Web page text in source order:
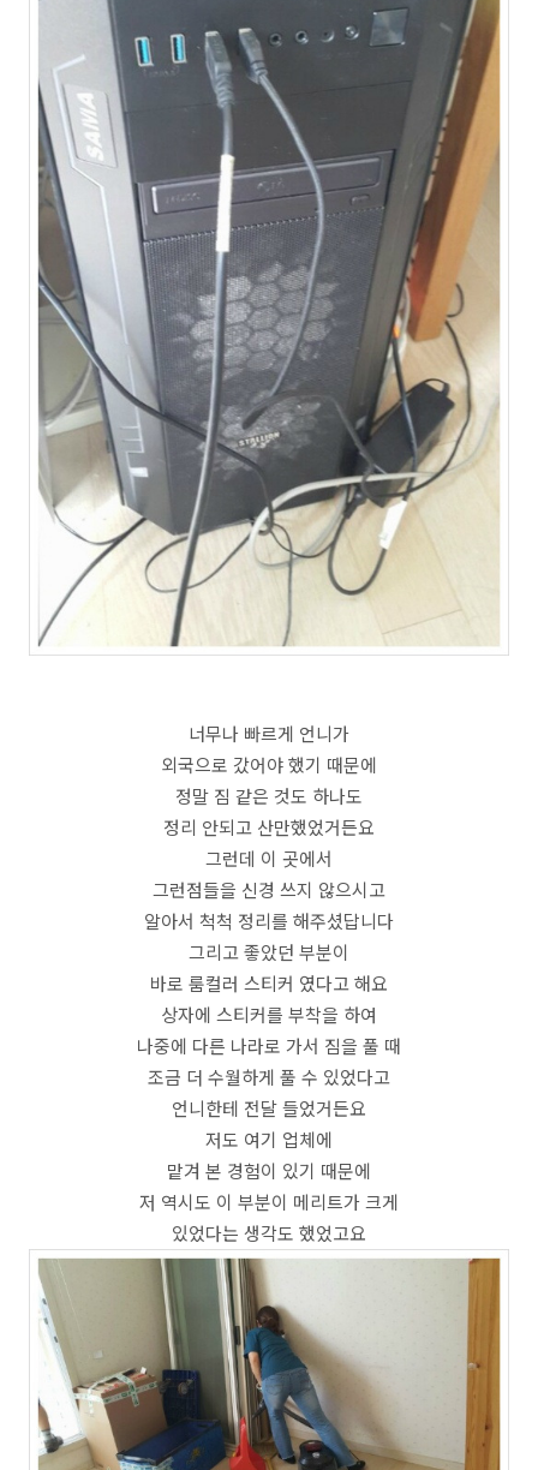
너무나 빠르게 언니가
외국으로 갔어야 했기 때문에
정말 짐 같은 것도 하나도
정리 안되고 산만했었거든요
그런데 이 곳에서
그런점들을 신경 쓰지 않으시고
알아서 척척 정리를 해주셨답니다
그리고 좋았던 부분이
바로 룸컬러 스티커 였다고 해요
상자에 스티커를 부착을 하여
나중에 다른 나라로 가서 짐을 풀 때
조금 더 수월하게 풀 수 있었다고
언니한테 전달 들었거든요
저도 여기 업체에
맡겨 본 경험이 있기 때문에
저 역시도 이 부분이 메리트가 크게
있었다는 생각도 했었고요